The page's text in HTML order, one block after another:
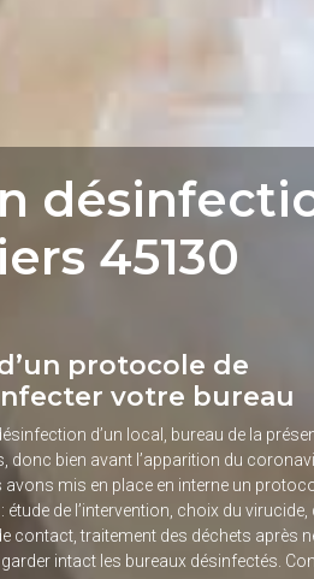
45130
protocole de
votre bureau
d’un local, bureau de la
donc bien avant l’apparition du
mis en place en interne un
de l’intervention, choix du virucide,
contact, traitement des déchets après
intact les bureaux désinfectés.